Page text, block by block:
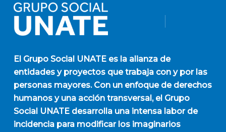
El Grupo Social UNATEes la alianza de
entidades y proyectos que trabaja con y por las
personas mayores. Con un enfoque de derechos
humanos y una acción transversal, el Grupo
Social UNATE desarrolla una intensa labor de
incidencia para modificar los imaginarios